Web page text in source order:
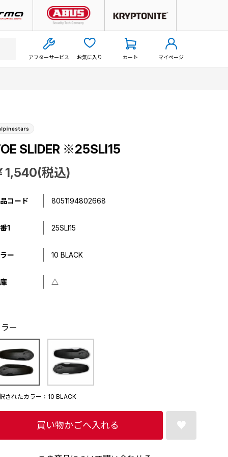
アフターサービス お気に入り カート マイページ
SLIDER ※25SLI15
1,540(税込)
コード 8051194802668
1 25SLI15
ー 10 BLACK
△
ー
されたカラー：10 BLACK
買い物かごへ入れる